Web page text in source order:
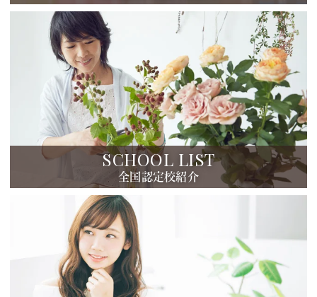
SCHOOL LIST
全国認定校紹介